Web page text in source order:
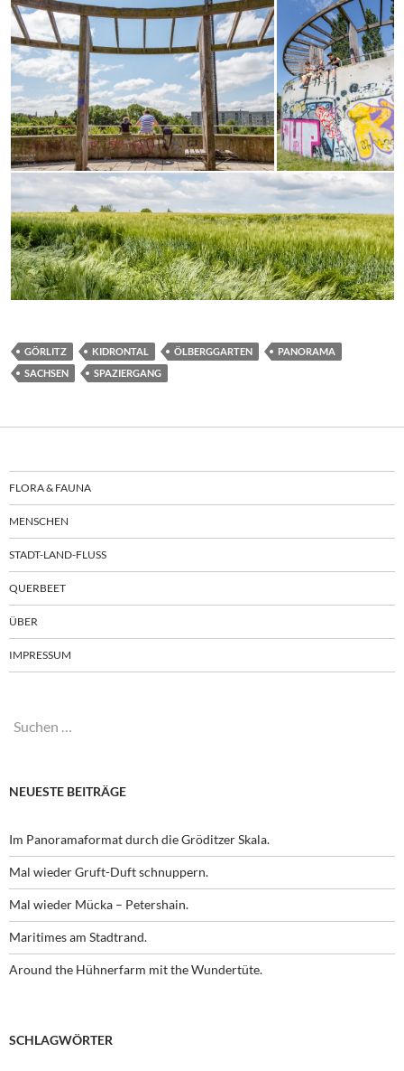
GÖRLITZ KIDRONTAL ÖLBERGGARTEN
PANORAMA
SACHSEN
SPAZIERGANG
FLORA & FAUNA
MENSCHEN
STADT-LAND-FLUSS
QUERBEET
ÜBER
IMPRESSUM
Suchen
NEUESTE BEITRÄGE
Im Panoramaformat durch die Gröditzer Skala.
Mal wieder Gruft-Duft schnuppern.
Mal wieder Mücka – Petershain.
Maritimes am Stadtrand.
Around the Hühnerfarm mit the Wundertüte.
SCHLAGWÖRTER